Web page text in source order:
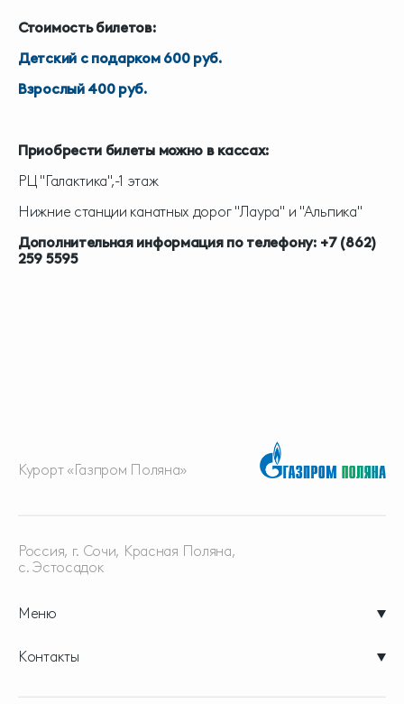
Стоимость билетов:
Детский с подарком 600 руб.
Взрослый 400 руб.
Приобрести билеты можно в кассах:
РЦ "Галактика",-1 этаж
Нижние станции канатных дорог "Лаура" и "Альпика"
Дополнительная информация по телефону: +7 (862)
259 5595
Курорт «Газпром Поляна»
Меню
Россия, г. Сочи, Красная Поляна,
с. Эстосадок
Контакты